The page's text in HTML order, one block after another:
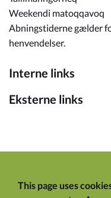
Weekendi matoqqavoq
Abningstiderne gælder
henvendelser.
Interne links
Eksterne links
This page uses